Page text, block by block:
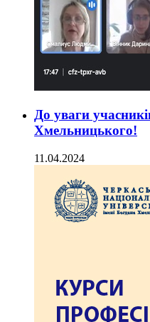
До уваги
Хмельницького!
11.04.2024